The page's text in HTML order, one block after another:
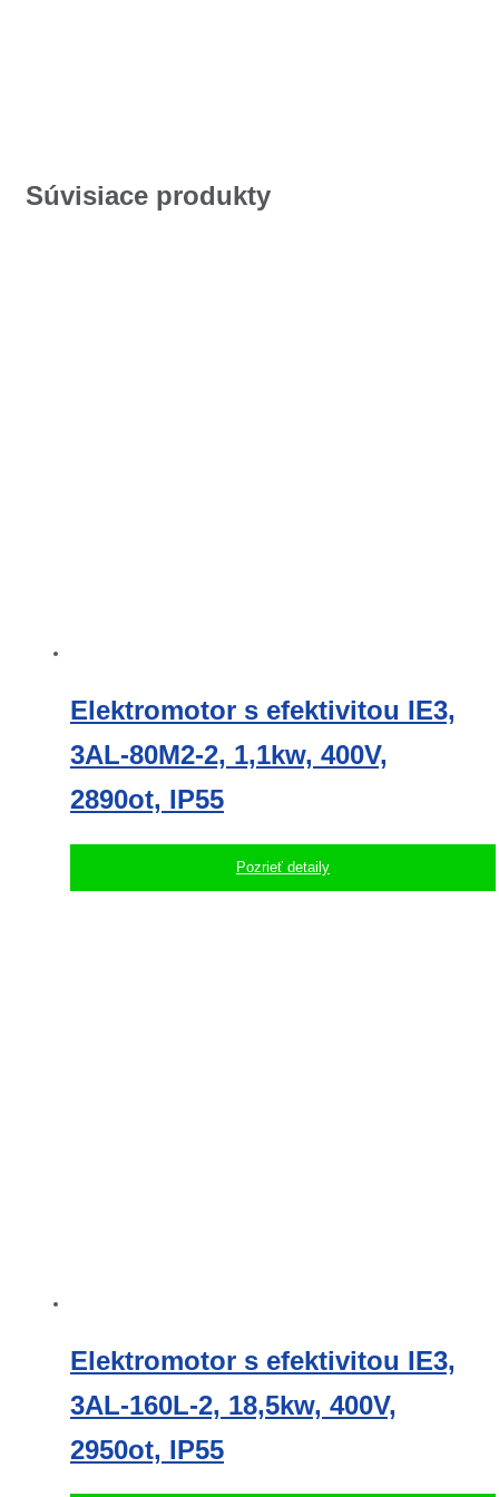
Súvisiace produkty
Elektromotor s efektivitou IE3,
3AL-80M2-2, 1,1kw, 400V,
2890ot, IP55
Pozrieť detaily
Elektromotor s efektivitou IE3,
3AL-160L-2, 18,5kw, 400V,
2950ot, IP55